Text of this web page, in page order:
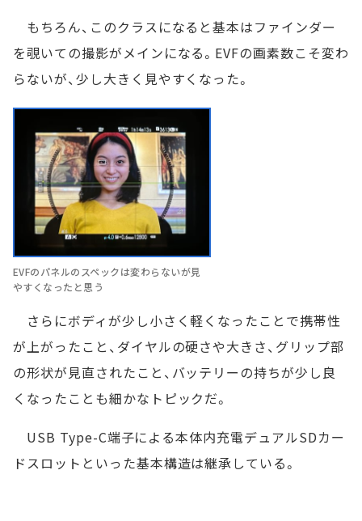
もちろん、このクラスになると基本はファインダー
を覗いての撮影がメインになる。EVFの画素数こそ変わ
らないが、少し大きく見やすくなった。
EVFのパネルのスペックは変わらないが見
やすくなったと思う
さらにボディが少し小さく軽くなったことで携帯性
が上がったこと、ダイヤルの硬さや大きさ、グリップ部
の形状が見直されたこと、バッテリーの持ちが少し良
くなったことも細かなトピックだ。
USB Type-C端子による本体内充電デュアルSDカー
ドスロットといった基本構造は継承している。